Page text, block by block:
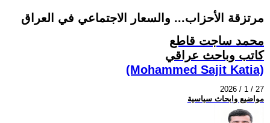
مرتزقة الأحزاب... والسعار الاجتماعي في العراق
محمد ساجت قاطع
كاتب وباحث عراقي
(Mohammed Sajit Katia)
2026 / 1 / 27
مواضيع وابحاث سياسية